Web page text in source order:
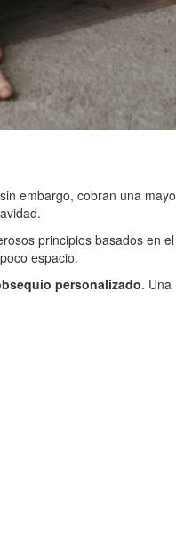
embargo, cobran una
principios basados en
espacio.
personalizado. Una